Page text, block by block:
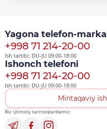
Yagona telefon-
+998 71 214-20-00
Ish tartibi: DU-JU 09:00-18:00
Ishonch telefoni
+998 71 214-20-00
Ish tartibi: DU-JU 09:00-18:00
Mintaqaviy
Biz ijtimoiy tarmoqlardamiz: